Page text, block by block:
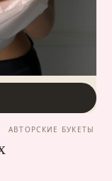
АВТОРСКИЕ БУКЕТЫ